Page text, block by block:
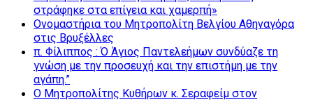
στράφηκε στα επίγεια και χαμερπή»
Ονομαστήρια του Μητροπολίτη Βελγίου Αθηναγόρα
στις Βρυξέλλες
π. Φίλιππος : Ό Άγιος Παντελεήμων συνδύαζε τη
γνώση με την προσευχή και την επιστήμη με την
αγάπη.”
Ο Μητροπολίτης Κυθήρων κ. Σεραφείμ στον